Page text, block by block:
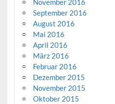
November 2016
September 2016
August 2016
Mai 2016
April 2016
März 2016
Februar 2016
Dezember 2015
November 2015
Oktober 2015